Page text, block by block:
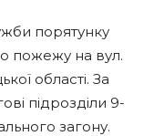
порятунку
пожежу на вул.
області. За
підрозділи 9-
загону.